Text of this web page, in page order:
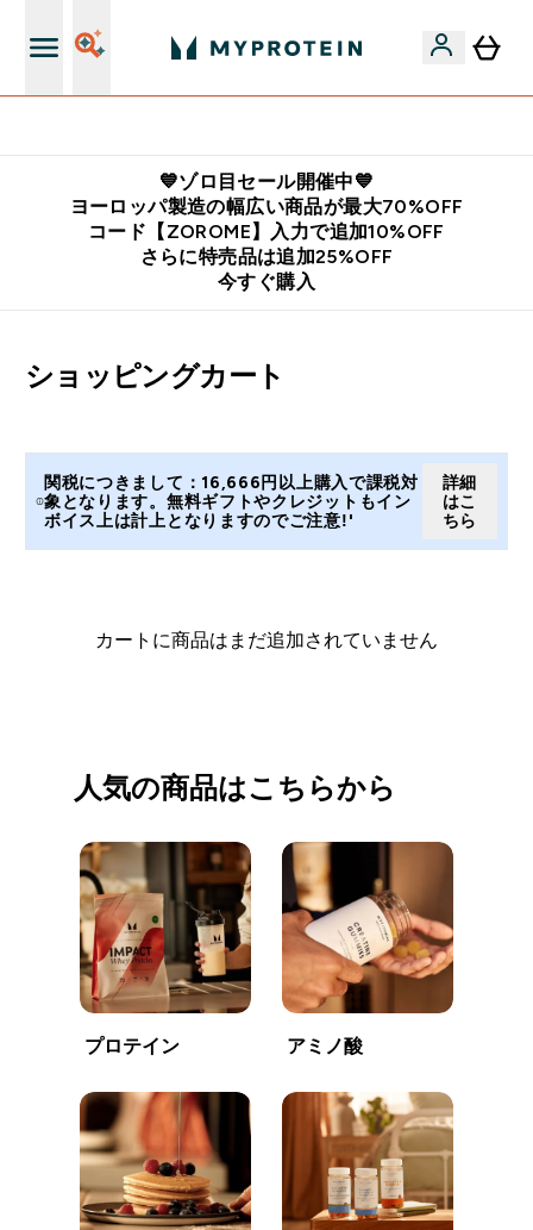
💙ゾロ目セール開催中💙
ヨーロッパ製造の幅広い商品が最大70%OFF
コード【ZOROME】入力で追加10%OFF
さらに特売品は追加25%OFF
今すぐ購入
ショッピングカート
関税につきまして：16,666円以上購入で課税対
象となります。無料ギフトやクレジットもイン
ボイス上は計上となりますのでご注意!'
詳細
はこ
ちら
カートに商品はまだ追加されていません
人気の商品はこちらから
プロテイン アミノ酸